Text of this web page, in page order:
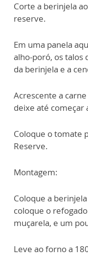
Corte a berinjela
reserve.
Em uma panela
alho-poró, os talos
da berinjela e a
Acrescente a
deixe até começar
Coloque o tomate
Reserve.
Montagem:
Coloque a
coloque o
muçarela, e um
Leve ao forno a